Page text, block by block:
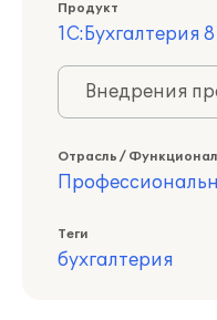
Продукт
1С:Бухгалтерия 8
Внедрения
Отрасль /
Теги
бухгалтерия